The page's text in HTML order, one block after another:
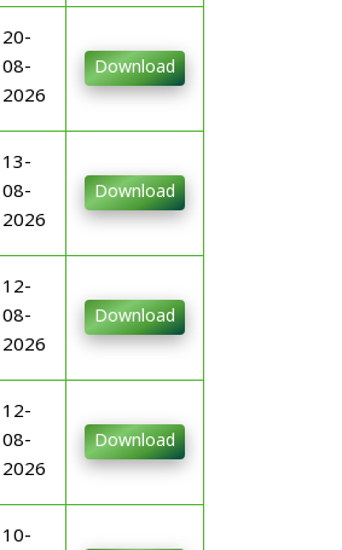
20-
08-
2026
Download
13-
08-
2026
Download
12-
08-
2026
Download
12-
08-
2026
Download
10-